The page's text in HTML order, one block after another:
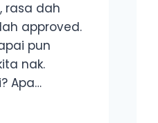
rasa dah
approved.
pun
nak.
Apa…